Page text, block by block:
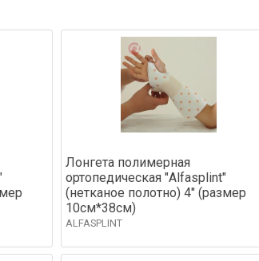
Лонгета полимерная
ортопедическая "Alfasplint"
(нетканое полотно) 4" (размер
10см*38см)
ALFASPLINT